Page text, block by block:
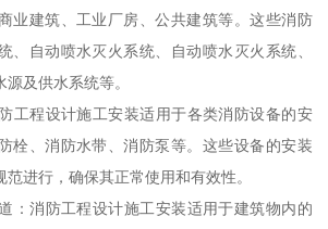
业建筑、工业厂房、公共建筑等。这些消防
、自动喷水灭火系统、自动喷水灭火系统、
及供水系统等。
工程设计施工安装适用于各类消防设备的安
栓、消防水带、消防泵等。这些设备的安装
进行，确保其正常使用和有效性。
：消防工程设计施工安装适用于建筑物内的